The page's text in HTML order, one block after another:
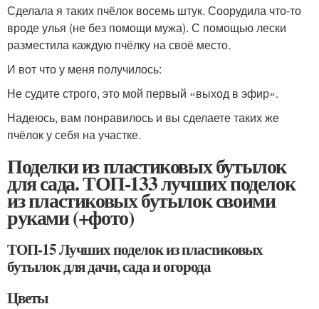
Сделала я таких пчёлок восемь штук. Соорудила что-то
вроде улья (не без помощи мужа). С помощью лески
разместила каждую пчёлку на своё место.
И вот что у меня получилось:
Не судите строго, это мой первый «выход в эфир».
Надеюсь, вам понравилось и вы сделаете таких же
пчёлок у себя на участке.
Поделки из пластиковых бутылок
для сада. ТОП-133 лучших поделок
из пластиковых бутылок своими
руками (+фото)
ТОП-15 Лучших поделок из пластиковых
бутылок для дачи, сада и огорода
Цветы